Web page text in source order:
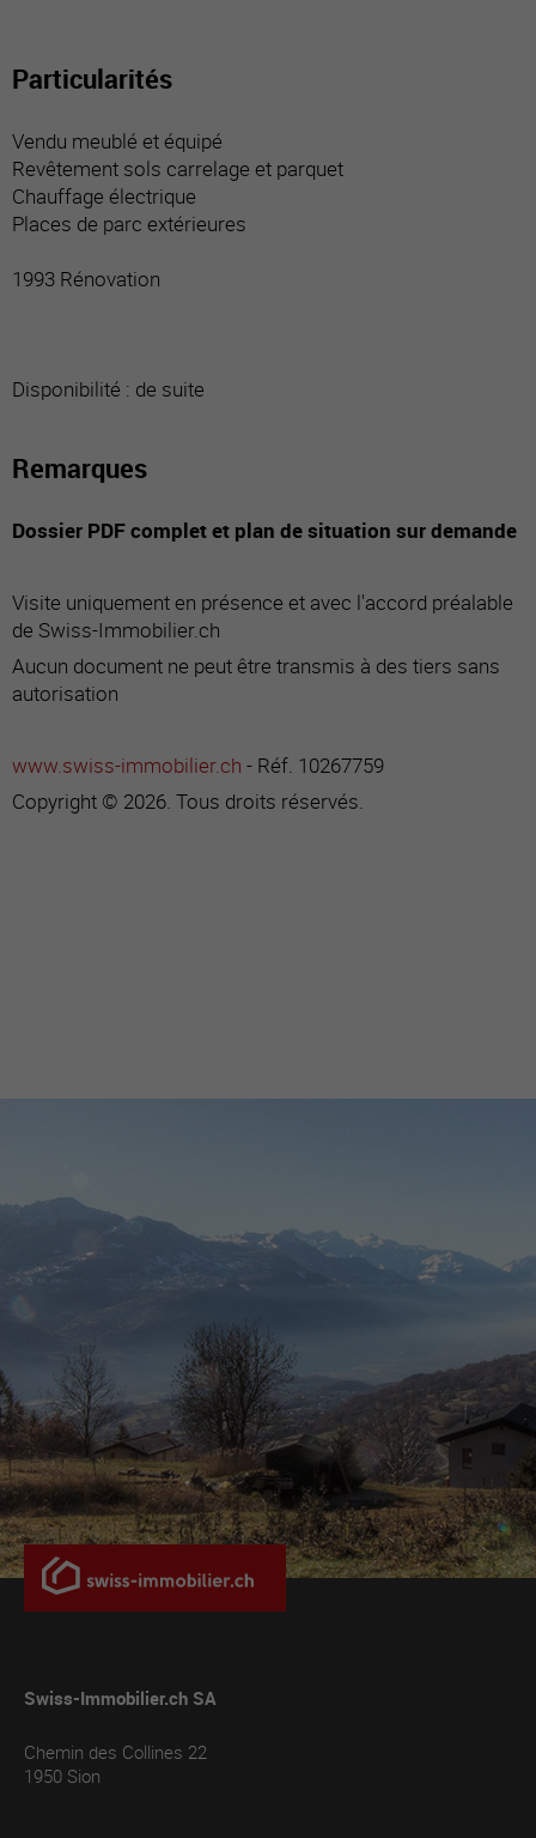
Particularités
Vendu meublé et équipé
Revêtement sols carrelage et parquet
Chauffage électrique
Places de parc extérieures
1993 Rénovation
Disponibilité : de suite
Remarques
Dossier PDF complet et plan de situation sur demande
Visite uniquement en présence et avec l'accord préalable
de Swiss-Immobilier.ch
Aucun document ne peut être transmis à des tiers sans
autorisation
www.swiss-immobilier.ch - Réf. 10267759
Copyright © 2026. Tous droits réservés.
Swiss-Immobilier.ch SA
Chemin des Collines 22
1950 Sion